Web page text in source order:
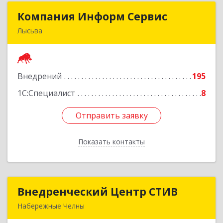
Компания Информ Сервис
Лысьва
Внедрений
195
1С:Специалист
8
Отправить заявку
Показать контакты
Компания Информ Сервис
Подробнее
Отправить заявку
Назад
Внедренческий Центр СТИВ
Набережные Челны
Внедренческий Центр СТИВ